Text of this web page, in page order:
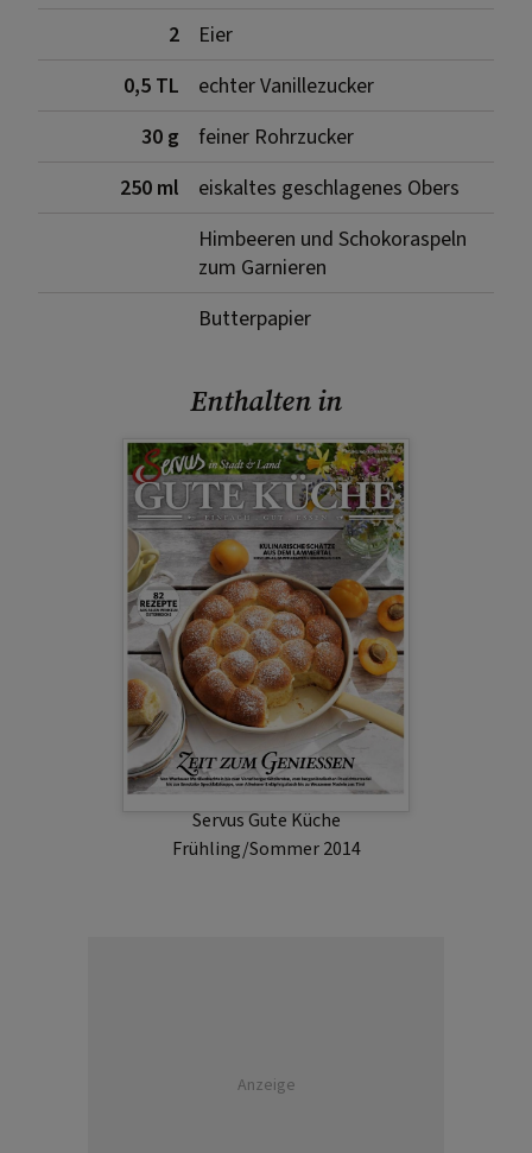
2
Eier
0,5 TL
echter Vanillezucker
30 g
feiner Rohrzucker
250 ml
eiskaltes geschlagenes Obers
Himbeeren und Schokoraspeln
zum Garnieren
Butterpapier
Enthalten in
Servus Gute Küche
Frühling/Sommer 2014
Anzeige